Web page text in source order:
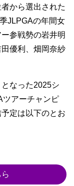
から選出された
JLPGAの年間女
参戦勢の岩井明
優利、畑岡奈紗
なった2025シ
ツアーチャンピ
定は以下のとお